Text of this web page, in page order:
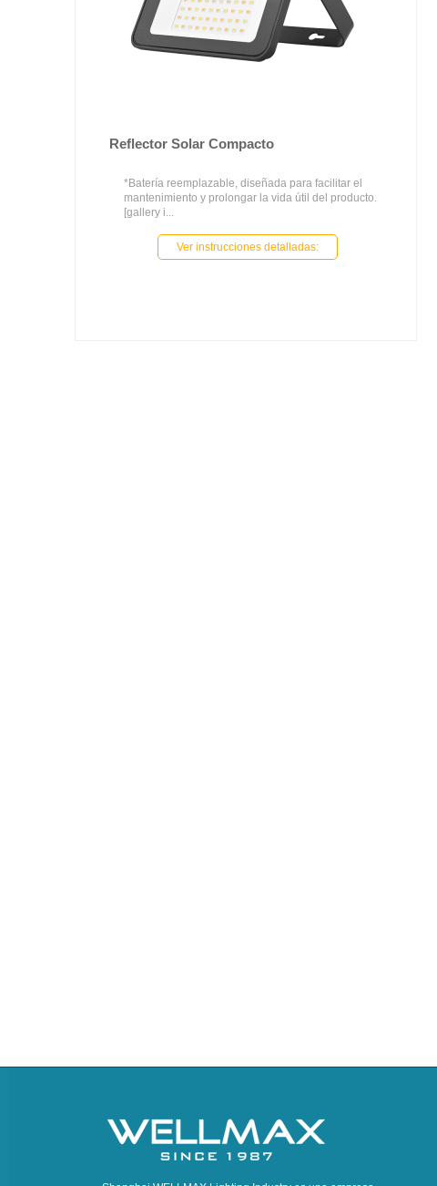
Reflector Solar Compacto
*Batería reemplazable, diseñada para facilitar el
mantenimiento y prolongar la vida útil del producto.
[gallery i...
Ver instrucciones detalladas: